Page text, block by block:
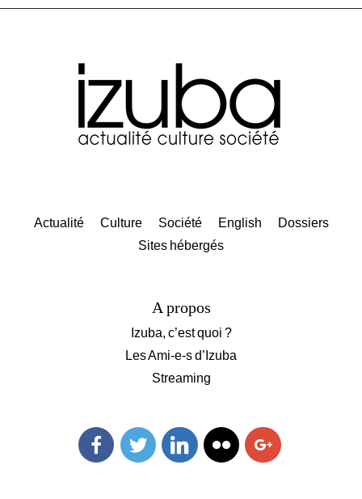
Actualité Culture Société English
Dossiers
Sites hébergés
A propos
Izuba, c’est quoi ?
Les Ami-e-s d’Izuba
Streaming